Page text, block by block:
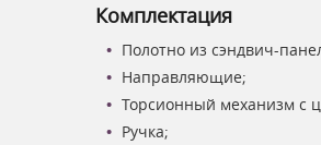
Комплектация
Полотно из сэндвич-
Направляющие;
Торсионный механизм с
Ручка;